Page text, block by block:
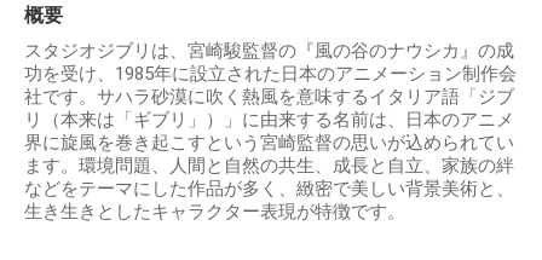
概要
スタジオジブリは、宮崎駿監督の『風の谷のナウシカ』の成
功を受け、1985年に設立された日本のアニメーション制作会
社です。サハラ砂漠に吹く熱風を意味するイタリア語「ジブ
リ（本来は「ギブリ」）」に由来する名前は、日本のアニメ
界に旋風を巻き起こすという宮崎監督の思いが込められてい
ます。 環境問題、人間と自然の共生、成長と自立、家族の絆
などをテーマにした作品が多く、緻密で美しい背景美術と、
生き生きとしたキャラクター表現が特徴です。